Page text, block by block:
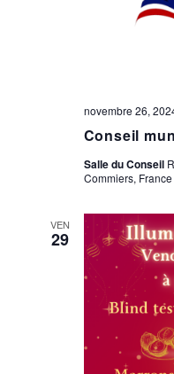
Conseil
novembre 26,
Salle du Conseil
Commiers, France
VEN
29